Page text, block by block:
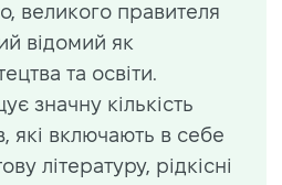
великого правителя
відомий як
та освіти.
значну кількість
які включають в себе
літературу, рідкісні